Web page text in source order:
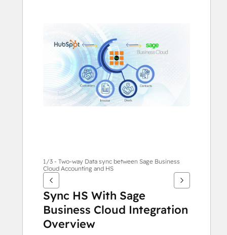
vedere
articoli
1/3 - Two-way Data sync between Sage Business
Cloud Accounting and HS
Sync HS With Sage
Business Cloud Integration
Overview